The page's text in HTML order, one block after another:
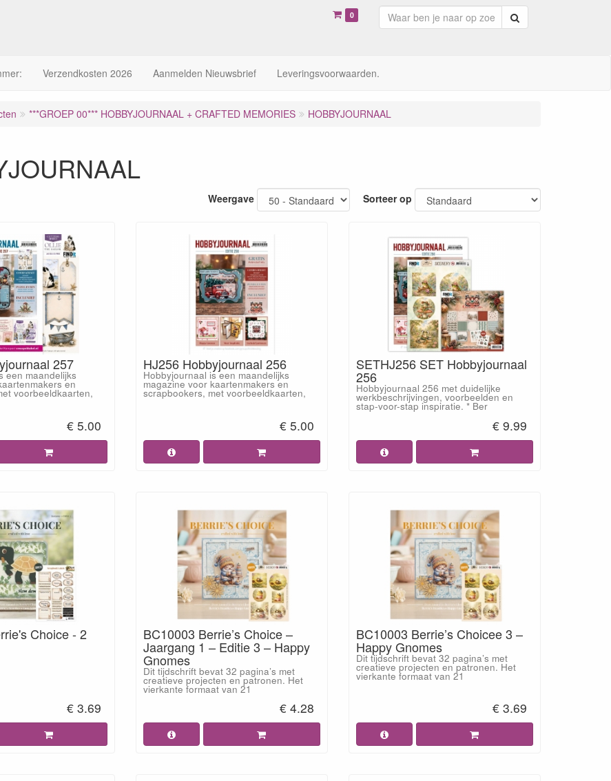
0
Verzendkosten 2026 Aanmelden Nieuwsbrief Leveringsvoorwaarden.
***GROEP 00*** HOBBYJOURNAAL + CRAFTED MEMORIES HOBBYJOURNAAL
Weergave Sorteer op
257
een maandelijks
en
voorbeeldkaarten,
€ 5.00
HJ256 Hobbyjournaal 256
Hobbyjournaal is een maandelijks
magazine voor kaartenmakers en
scrapbookers, met voorbeeldkaarten,
€ 5.00
SETHJ256 SET Hobbyjournaal
256
Hobbyjournaal 256 met duidelijke
werkbeschrijvingen, voorbeelden en
stap-voor-stap inspiratie. * Ber
€ 9.99
Choice - 2
€ 3.69
BC10003 Berrie’s Choice –
Jaargang 1 – Editie 3 – Happy
Gnomes
Dit tijdschrift bevat 32 pagina’s met
creatieve projecten en patronen. Het
vierkante formaat van 21
€ 4.28
BC10003 Berrie’s Choicee 3 –
Happy Gnomes
Dit tijdschrift bevat 32 pagina’s met
creatieve projecten en patronen. Het
vierkante formaat van 21
€ 3.69